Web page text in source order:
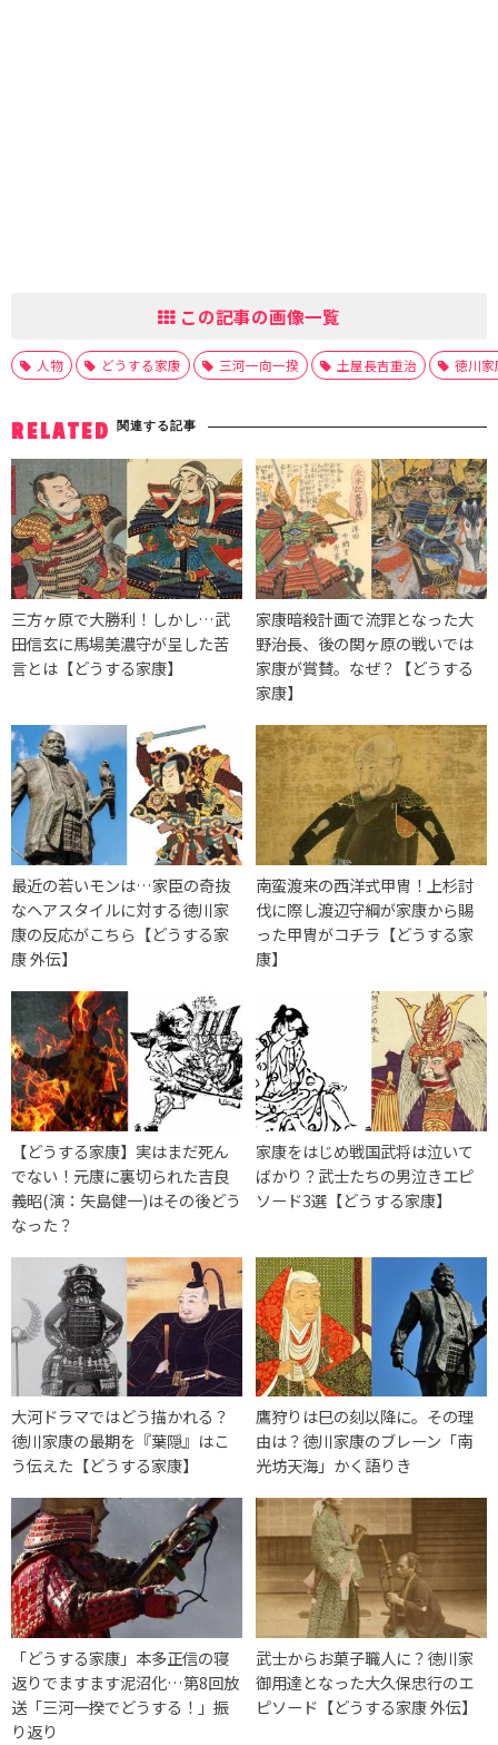
この記事の画像一覧
人物 どうする家康 三河一向一揆 土屋長吉重治 徳川家
RELATED 関連する記事
三方ヶ原で大勝利！しかし…武
田信玄に馬場美濃守が呈した苦
言とは【どうする家康】
家康暗殺計画で流罪となった大
野治長、後の関ヶ原の戦いでは
家康が賞賛。なぜ？【どうする
家康】
最近の若いモンは…家臣の奇抜
なヘアスタイルに対する徳川家
康の反応がこちら【どうする家
康 外伝】
南蛮渡来の西洋式甲冑！上杉討
伐に際し渡辺守綱が家康から賜
った甲冑がコチラ【どうする家
康】
【どうする家康】実はまだ死ん
でない！元康に裏切られた吉良
義昭(演：矢島健一)はその後どう
なった？
家康をはじめ戦国武将は泣いて
ばかり？武士たちの男泣きエピ
ソード3選【どうする家康】
大河ドラマではどう描かれる？
徳川家康の最期を『葉隠』はこ
う伝えた【どうする家康】
鷹狩りは巳の刻以降に。その理
由は？徳川家康のブレーン「南
光坊天海」かく語りき
「どうする家康」本多正信の寝
返りでますます泥沼化…第8回放
送「三河一揆でどうする！」振
り返り
武士からお菓子職人に？徳川家
御用達となった大久保忠行のエ
ピソード【どうする家康 外伝】